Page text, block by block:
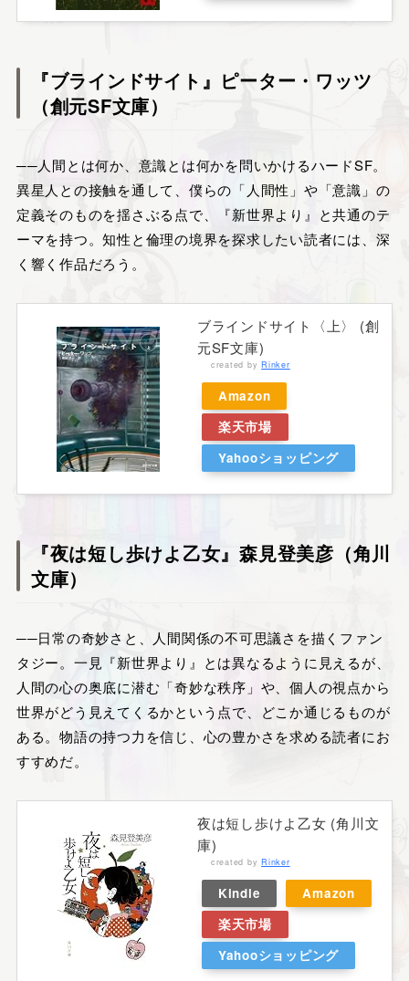
『ブラインドサイト』ピーター・ワッツ
（創元SF文庫）
──人間とは何か、意識とは何かを問いかけるハードSF。
異星人との接触を通して、僕らの「人間性」や「意識」の
定義そのものを揺さぶる点で、『新世界より』と共通のテ
ーマを持つ。知性と倫理の境界を探求したい読者には、深
く響く作品だろう。
ブラインドサイト〈上〉 (創
元SF文庫)
created byRinker
Amazon
楽天市場
Yahooショッピング
『夜は短し歩けよ乙女』森見登美彦（角川
文庫）
──日常の奇妙さと、人間関係の不可思議さを描くファン
タジー。一見『新世界より』とは異なるように見えるが、
人間の心の奥底に潜む「奇妙な秩序」や、個人の視点から
世界がどう見えてくるかという点で、どこか通じるものが
ある。物語の持つ力を信じ、心の豊かさを求める読者にお
すすめだ。
夜は短し歩けよ乙女 (角川文
庫)
created byRinker
Kindle
Amazon
楽天市場
Yahooショッピング